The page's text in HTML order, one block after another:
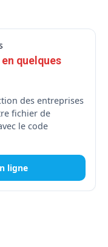
quelques
des entreprises
fichier de
le code
ligne